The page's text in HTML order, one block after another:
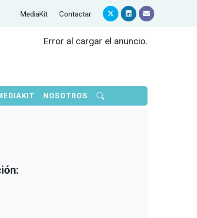
MediaKit Contactar
Error al cargar el anuncio.
NOSOTROS